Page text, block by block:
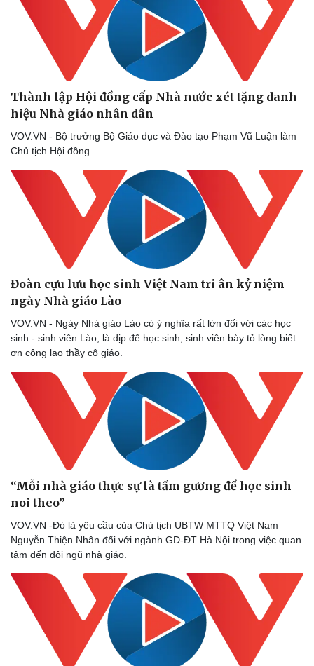
Dinh dưỡng - món ngon
Cây thuốc
Nhi khoa
Nam khoa
Làm đẹp - giảm cân
Phòng mạch online
Ăn sạch sống khỏe
Nhà đẹp
Thành lập Hội đồng cấp Nhà nước xét tặng danh
hiệu Nhà giáo nhân dân
VOV.VN - Bộ trưởng Bộ Giáo dục và Đào tạo Phạm Vũ Luận làm
Chủ tịch Hội đồng.
Đoàn cựu lưu học sinh Việt Nam tri ân kỷ niệm
ngày Nhà giáo Lào
VOV.VN - Ngày Nhà giáo Lào có ý nghĩa rất lớn đối với các học
sinh - sinh viên Lào, là dịp để học sinh, sinh viên bày tỏ lòng biết
ơn công lao thầy cô giáo.
“Mỗi nhà giáo thực sự là tấm gương để học sinh
noi theo”
VOV.VN -Đó là yêu cầu của Chủ tịch UBTW MTTQ Việt Nam
Nguyễn Thiện Nhân đối với ngành GD-ĐT Hà Nội trong việc quan
tâm đến đội ngũ nhà giáo.